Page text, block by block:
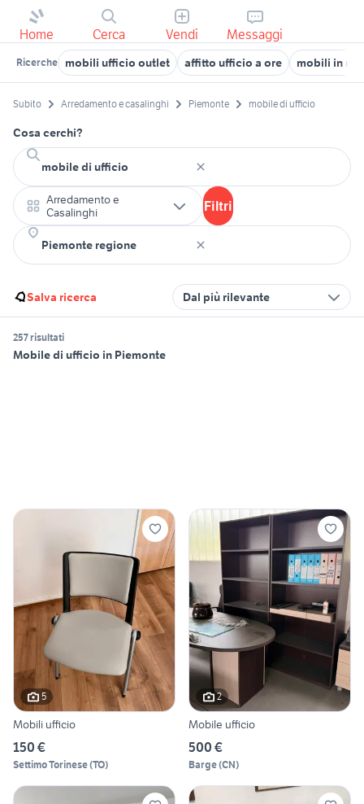
Home Cerca Vendi Messaggi
Ricerche mobili ufficio outlet affitto ufficio a ore mobili in
Subito Arredamento e casalinghi Piemonte mobile di ufficio
Cosa cerchi?
Arredamento e
Casalinghi
Filtri
Salva ricerca Dal più rilevante
257 risultati
Mobile di ufficio in Piemonte
5
Mobili ufficio
150 €
Settimo Torinese(TO)
2
Mobile ufficio
500 €
Barge(CN)